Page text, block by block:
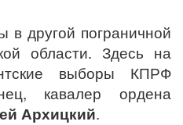
другой пограничной
области. Здесь на
выборы КПРФ
кавалер ордена
Архицкий.